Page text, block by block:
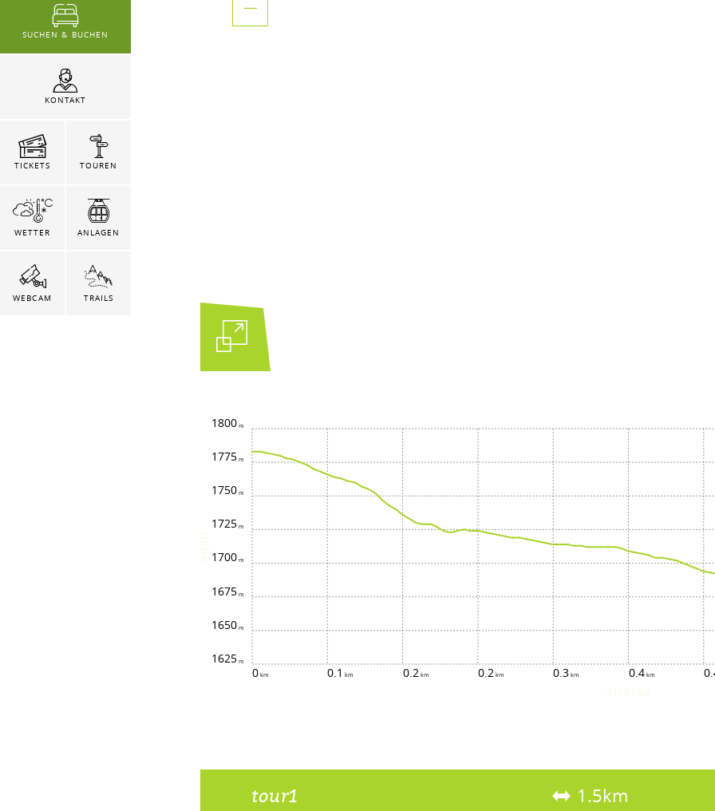
SUCHEN & BUCHEN
KONTAKT
TICKETS TOUREN
WETTER ANLAGEN
WEBCAM TRAILS
0 0.1 0.2 0.2 0.3 0.4
1625
1650
1675
1700
1725
1750
1775
1800
tour1 1.5km